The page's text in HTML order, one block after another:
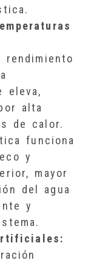
rendimiento
eleva,
alta
de calor.
funciona
y
mayor
del agua
y